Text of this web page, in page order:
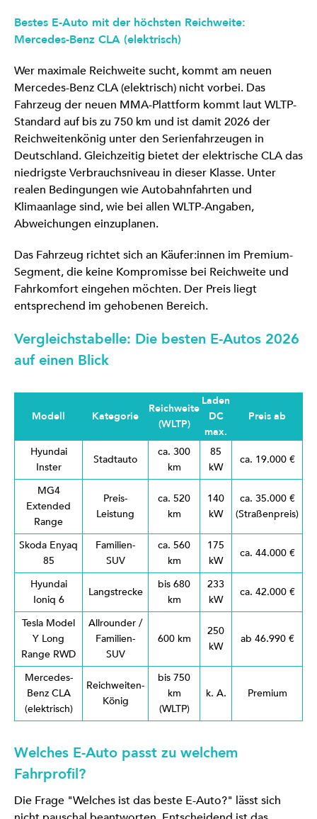
Bestes E-Auto mit der höchsten Reichweite:
Mercedes-Benz CLA (elektrisch)
Wer maximale Reichweite sucht, kommt am neuen
Mercedes-Benz CLA (elektrisch) nicht vorbei. Das
Fahrzeug der neuen MMA-Plattform kommt laut WLTP-
Standard auf bis zu 750 km und ist damit 2026 der
Reichweitenkönig unter den Serienfahrzeugen in
Deutschland. Gleichzeitig bietet der elektrische CLA das
niedrigste Verbrauchsniveau in dieser Klasse. Unter
realen Bedingungen wie Autobahnfahrten und
Klimaanlage sind, wie bei allen WLTP-Angaben,
Abweichungen einzuplanen.
Das Fahrzeug richtet sich an Käufer:innen im Premium-
Segment, die keine Kompromisse bei Reichweite und
Fahrkomfort eingehen möchten. Der Preis liegt
entsprechend im gehobenen Bereich.
Vergleichstabelle: Die besten E-Autos 2026
auf einen Blick
Modell Kategorie
Reichweite
(WLTP)
Laden
DC
max.
Preis ab
Hyundai
Inster
Stadtauto
ca. 300
km
85
kW
ca. 19.000 €
MG4
Extended
Range
Preis-
Leistung
ca. 520
km
140
kW
ca. 35.000 €
(Straßenpreis)
Skoda Enyaq
85
Familien-
SUV
ca. 560
km
175
kW
ca. 44.000 €
Hyundai
Ioniq 6
Langstrecke
bis 680
km
233
kW
ca. 42.000 €
Tesla Model
Y Long
Range RWD
Allrounder /
Familien-
SUV
600 km
250
kW
ab 46.990 €
Mercedes-
Benz CLA
(elektrisch)
Reichweiten-
König
bis 750
km
(WLTP)
k. A. Premium
Welches E-Auto passt zu welchem
Fahrprofil?
Die Frage "Welches ist das beste E-Auto?" lässt sich